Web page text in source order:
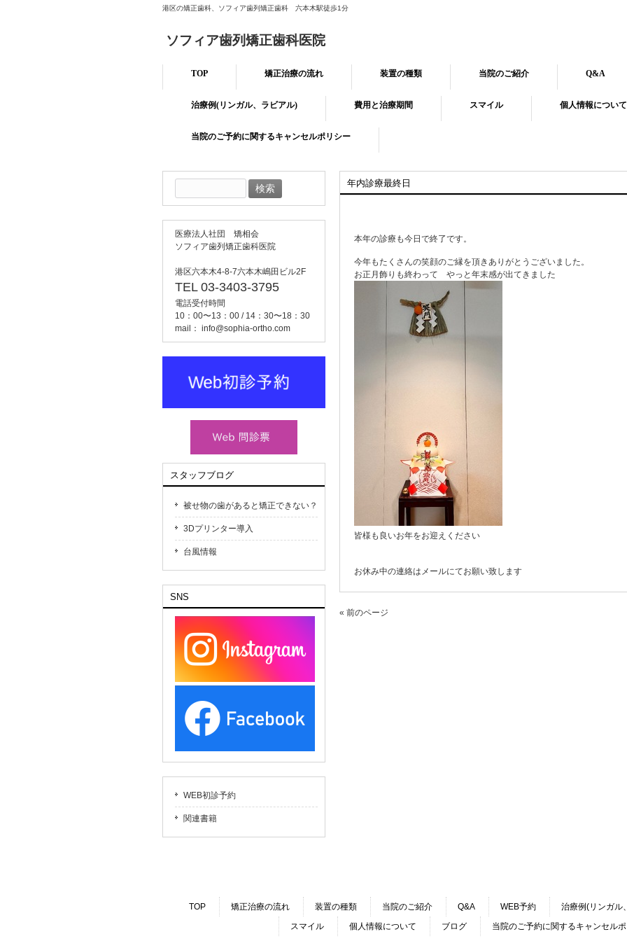
港区の矯正歯科、ソフィア歯列矯正歯科 六本木駅徒歩1分
ソフィア歯列矯正歯科医院
TOP 矯正治療の流れ 装置の種類 当院のご紹介 Q&A
治療例(リンガル、ラビアル) 費用と治療期間 スマイル 個人情報について
当院のご予約に関するキャンセルポリシー
年内診療最終日
本年の診療も今日で終了です。
今年もたくさんの笑顔のご縁を頂きありがとうございました。
お正月飾りも終わって やっと年末感が出てきました
皆様も良いお年をお迎えください
お休み中の連絡はメールにてお願い致します
« 前のページ
索:
医療法人社団 矯相会
ソフィア歯列矯正歯科医院
港区六本木4-8-7六本木嶋田ビル2F
TEL 03-3403-3795
電話受付時間
10：00〜13：00 / 14：30〜18：30
mail： info@sophia-ortho.com
スタッフブログ
被せ物の歯があると矯正できない？
3Dプリンター導入
台風情報
SNS
WEB初診予約
関連書籍
TOP 矯正治療の流れ 装置の種類 当院のご紹介 Q&A WEB予約 治療例(リンガル
スマイル
個人情報について ブログ 当院のご予約に関するキャンセル